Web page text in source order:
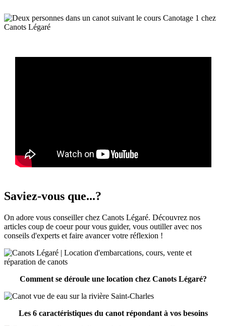
Saviez-vous que...?
On adore vous conseiller chez Canots Légaré. Découvrez nos
articles coup de coeur pour vous guider, vous outiller avec nos
conseils d'experts et faire avancer votre réflexion !
Comment se déroule une location chez Canots Légaré?
Les 6 caractéristiques du canot répondant à vos besoins